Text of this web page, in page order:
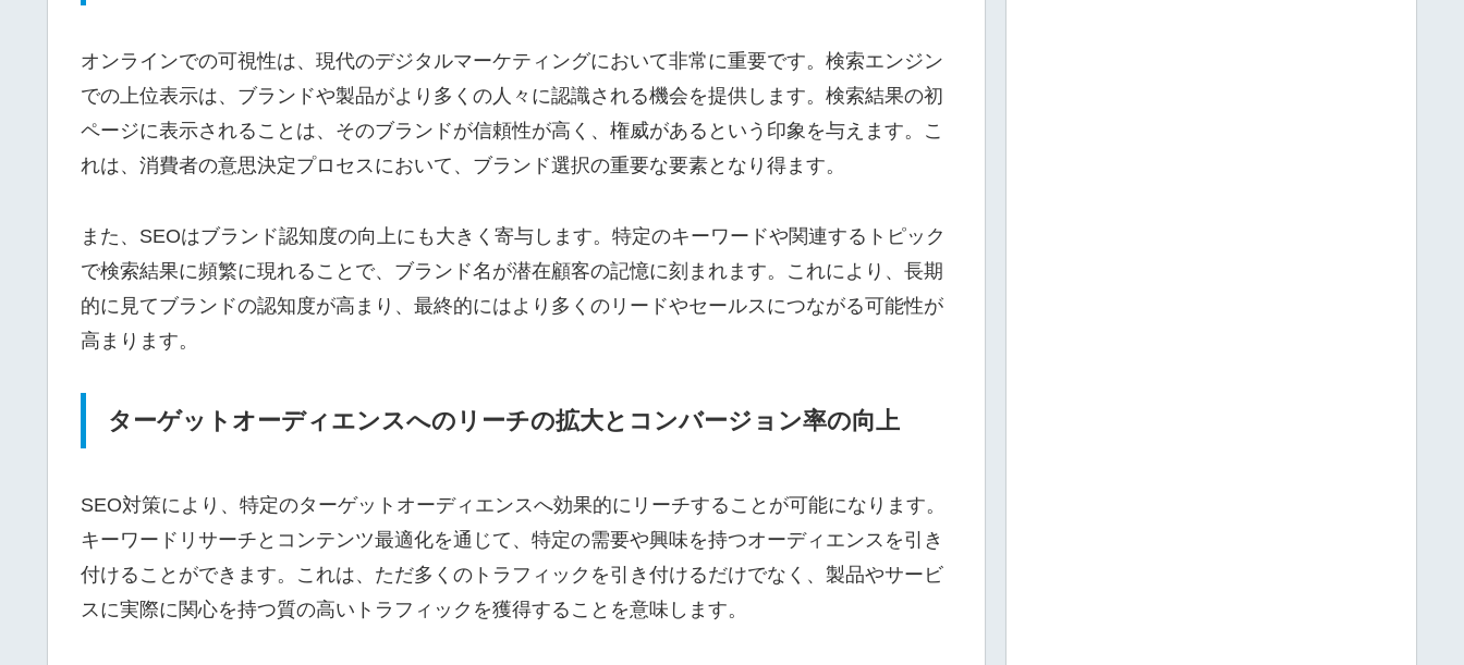
オンラインでの可視性は、現代のデジタルマーケティングにおいて非常に重要です。検索エンジン
での上位表示は、ブランドや製品がより多くの人々に認識される機会を提供します。検索結果の初
ページに表示されることは、そのブランドが信頼性が高く、権威があるという印象を与えます。こ
れは、消費者の意思決定プロセスにおいて、ブランド選択の重要な要素となり得ます。
また、SEOはブランド認知度の向上にも大きく寄与します。特定のキーワードや関連するトピック
で検索結果に頻繁に現れることで、ブランド名が潜在顧客の記憶に刻まれます。これにより、長期
的に見てブランドの認知度が高まり、最終的にはより多くのリードやセールスにつながる可能性が
高まります。
ターゲットオーディエンスへのリーチの拡大とコンバージョン率の向上
SEO対策により、特定のターゲットオーディエンスへ効果的にリーチすることが可能になります。
キーワードリサーチとコンテンツ最適化を通じて、特定の需要や興味を持つオーディエンスを引き
付けることができます。これは、ただ多くのトラフィックを引き付けるだけでなく、製品やサービ
スに実際に関心を持つ質の高いトラフィックを獲得することを意味します。